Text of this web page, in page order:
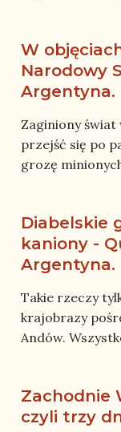
W
Narodowy
Argentyna.
Zaginiony
przejść się po
grozę
Diabelskie
kaniony -
Argentyna.
Takie rzeczy
krajobrazy
Andów.
Zachodnie
czyli trzy